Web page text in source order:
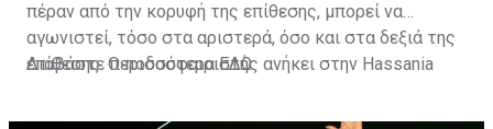
πέραν από την κορυφή της επίθεσης, μπορεί να
αγωνιστεί, τόσο στα αριστερά, όσο και στα δεξιά της
επίθεσης. Ο ποδοσφαιριστής ανήκει στην Hassania
2026.
Διαβάστε περισσότεραΕΔΩ.